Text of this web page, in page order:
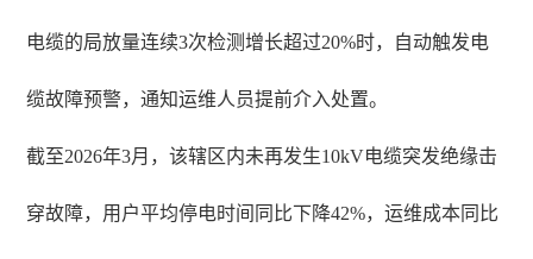
电缆的局放量连续3次检测增长超过20%时，自动触发电
缆故障预警，通知运维人员提前介入处置。
截至2026年3月，该辖区内未再发生10kV电缆突发绝缘击
穿故障，用户平均停电时间同比下降42%，运维成本同比